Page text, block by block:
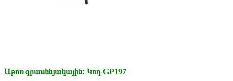
Աթոռ գրասենյակային։ Կոդ GP197